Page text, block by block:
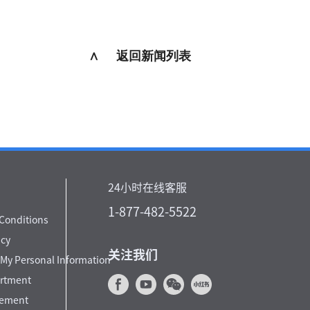
∧ 返回新闻列表
Personal Information
24小时在线客服
1-877-482-5522
关注我们